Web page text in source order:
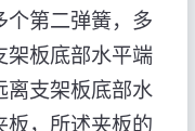
个第二弹簧，多
架板底部水平端
离支架板底部水
板，所述夹板的